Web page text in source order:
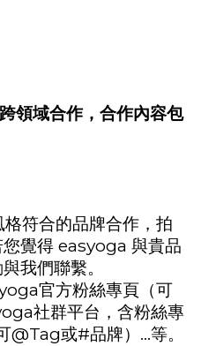
領域合作，合作內容包
符合的品牌合作，拍
覺得 easyoga 與貴品
我們聯繫。
官方粉絲專頁（可
社群平台，含粉絲專
或#品牌）...等。